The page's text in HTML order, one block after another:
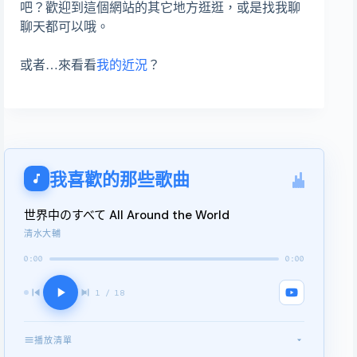
吧？歡迎到這個網站的其它地方逛逛，或是找我聊
聊天都可以哦。
或者…來看看我的近況 ？
我喜歡的那些歌曲
世界中のすべて All Around the World
清水大輔
0:00 0:00
1 / 18
播放清單